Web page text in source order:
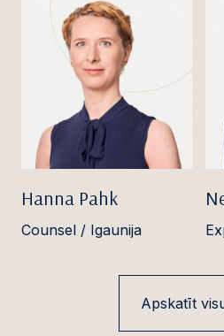
Hanna Pahk
Counsel / Igaunija
Apskatīt